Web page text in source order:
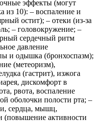
эффекты (могут
из 10): ‒ воспаление и
остит); ‒ отеки (из-за
‒ головокружение; ‒
сердечный ритм
давление
и одышка (бронхоспазм);
(метеоризм),
(гастрит), изжога
дискомфорт в
рвота, воспаление
оболочки полости рта; ‒
сердца, мышц,
(повышение активности